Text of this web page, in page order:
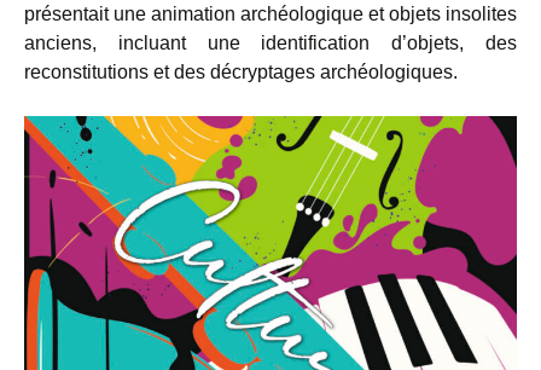
présentait une animation archéologique et objets insolites
anciens, incluant une identification d’objets, des
reconstitutions et des décryptages archéologiques.